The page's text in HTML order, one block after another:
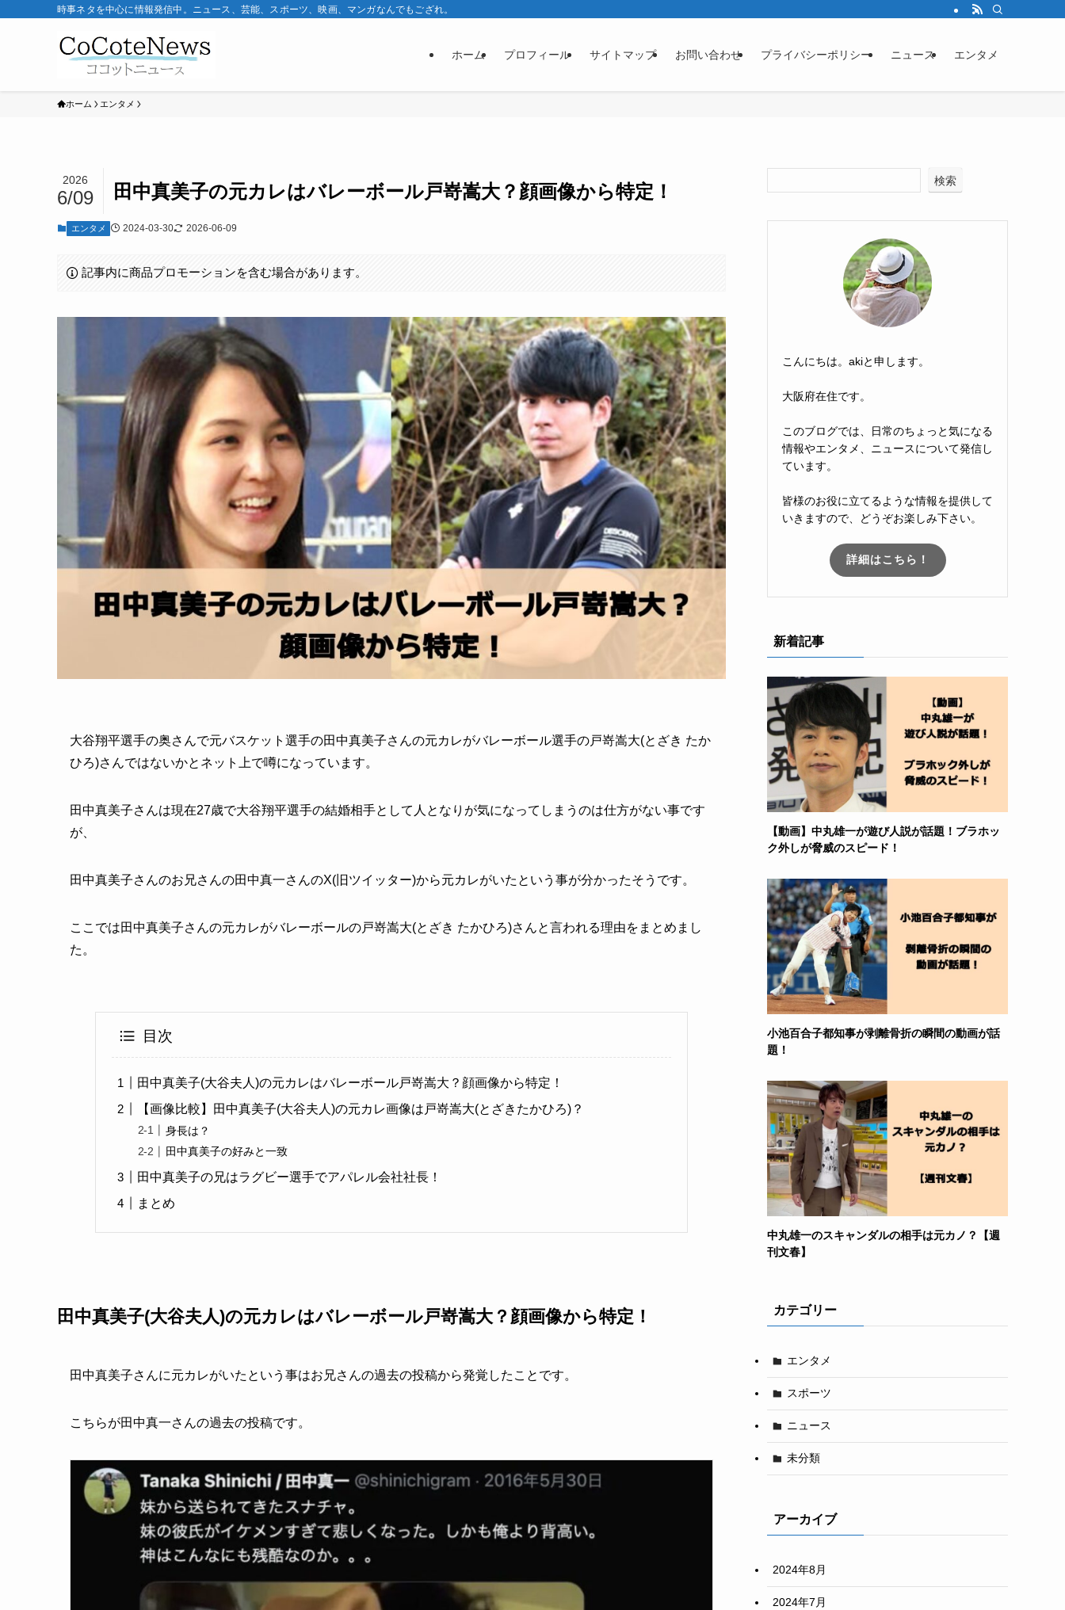
時事ネタを中心に情報発信中。ニュース、芸能、スポーツ、映画、マンガなんでもござれ。
ホーム プロフィール サイトマップ お問い合わせ プライバシーポリシー ニュース エンタメ
ホーム エンタメ
田中真美子の元カレはバレーボール戸嵜嵩大？顔画像から特定！
2026
6/09
エンタメ 2024-03-30 2026-06-09
記事内に商品プロモーションを含む場合があります。
大谷翔平選手の奥さんで元バスケット選手の田中真美子さんの元カレがバレーボール選手の戸嵜嵩大(とざき たか
ひろ)さんではないかとネット上で噂になっています。
田中真美子さんは現在27歳で大谷翔平選手の結婚相手として人となりが気になってしまうのは仕方がない事です
が、
田中真美子さんのお兄さんの田中真一さんのX(旧ツイッター)から元カレがいたという事が分かったそうです。
ここでは田中真美子さんの元カレがバレーボールの戸嵜嵩大(とざき たかひろ)さんと言われる理由をまとめまし
た。
目次
田中真美子(大谷夫人)の元カレはバレーボール戸嵜嵩大？顔画像から特定！
【画像比較】田中真美子(大谷夫人)の元カレ画像は戸嵜嵩大(とざきたかひろ)？
身長は？
田中真美子の好みと一致
田中真美子の兄はラグビー選手でアパレル会社社長！
まとめ
田中真美子(大谷夫人)の元カレはバレーボール戸嵜嵩大？顔画像から特定！
田中真美子さんに元カレがいたという事はお兄さんの過去の投稿から発覚したことです。
こちらが田中真一さんの過去の投稿です。
検索
こんにちは。akiと申します。
大阪府在住です。
このブログでは、日常のちょっと気になる
情報やエンタメ、ニュースについて発信し
ています。
皆様のお役に立てるような情報を提供して
いきますので、どうぞお楽しみ下さい。
詳細はこちら！
新着記事
【動画】中丸雄一が遊び人説が話題！ブラホッ
ク外しが脅威のスピード！
小池百合子都知事が剥離骨折の瞬間の動画が話
題！
中丸雄一のスキャンダルの相手は元カノ？【週
刊文春】
カテゴリー
エンタメ
スポーツ
ニュース
未分類
アーカイブ
2024年8月
2024年7月